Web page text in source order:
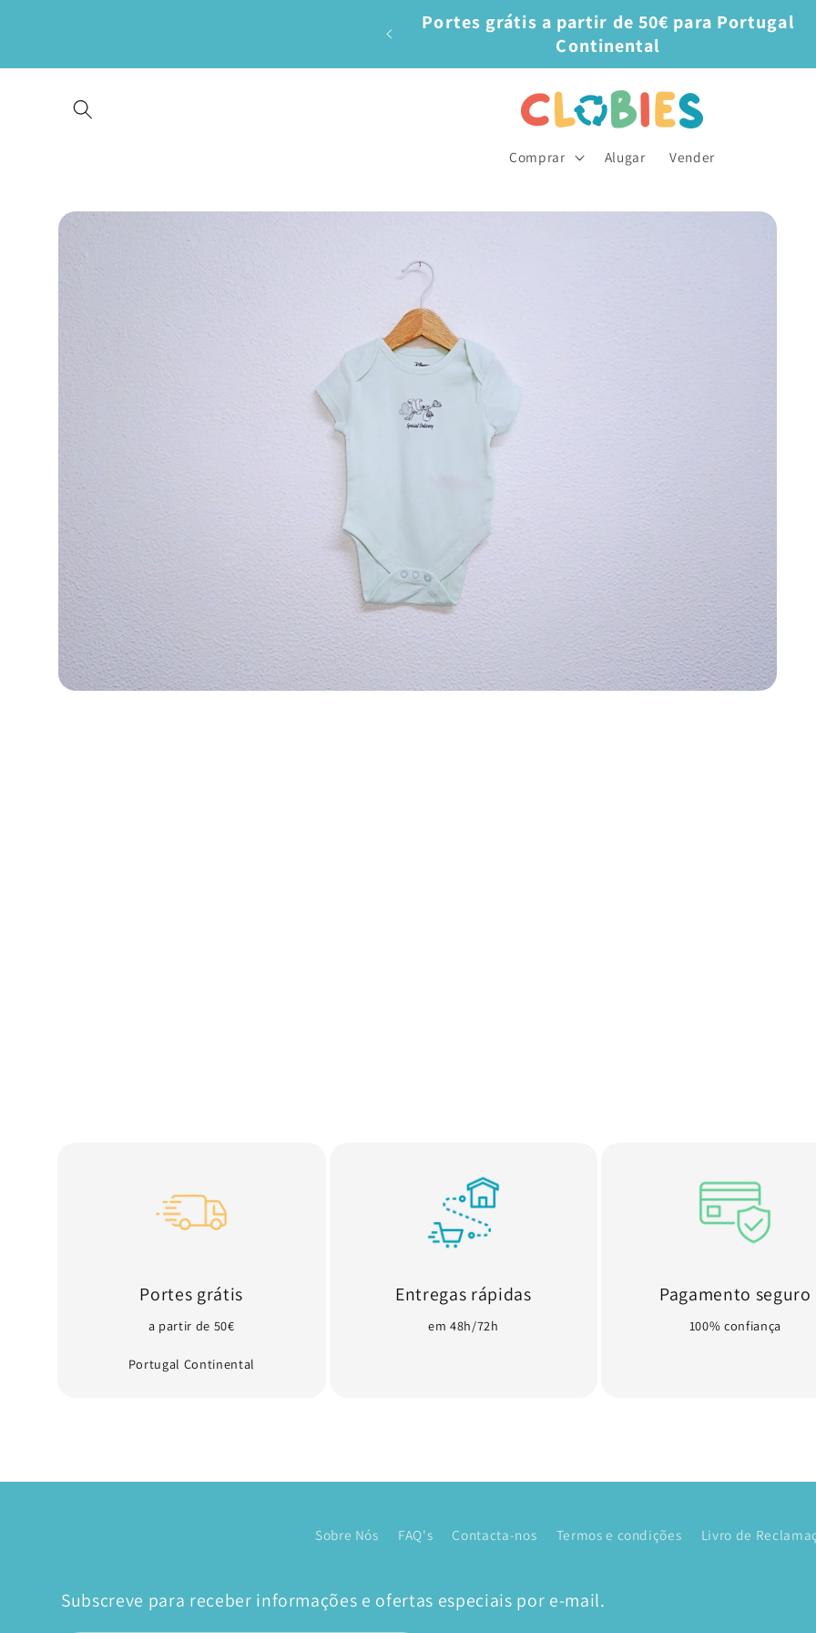
Portes grátis a partir de 50€ para Portugal
Continental
Comprar Alugar Vender
Saltar para
do produto
Portes grátis
a partir de 50€
Portugal Continental
Entregas rápidas
em 48h/72h
Pagamento seguro
100% confiança
Sobre Nós FAQ's Contacta-nos Termos e condições Livro de
Subscreve para receber informações e ofertas especiais por e-mail.